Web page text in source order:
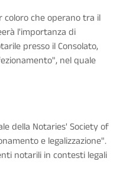
coloro che operano tra il
l'importanza di
presso il Consolato,
nel quale
della Notaries' Society of
e legalizzazione".
notarili in contesti legali